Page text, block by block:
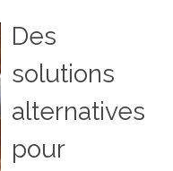
Des
solutions
alternatives
pour